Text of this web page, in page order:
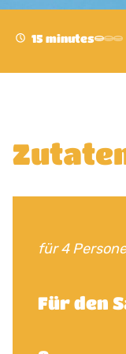
15 minutes
für 4
Für den